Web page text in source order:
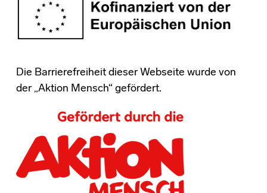
Die Barrierefreiheit dieser Webseite wurde von
der „Aktion Mensch“ gefördert.